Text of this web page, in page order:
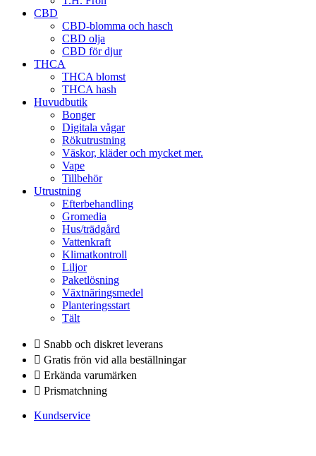
CBD
CBD-blomma och hasch
CBD olja
CBD för djur
THCA
THCA blomst
THCA hash
Huvudbutik
Bonger
Digitala vågar
Rökutrustning
Väskor, kläder och mycket mer.
Vape
Tillbehör
Utrustning
Efterbehandling
Gromedia
Hus/trädgård
Vattenkraft
Klimatkontroll
Liljor
Paketlösning
Växtnäringsmedel
Planteringsstart
Tält
Snabb och diskret leverans
Gratis frön vid alla beställningar
Erkända varumärken
Prismatchning
Kundservice